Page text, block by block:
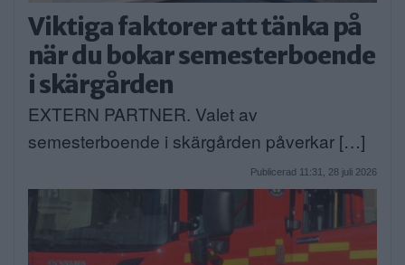
Viktiga faktorer att tänka på
när du bokar semesterboende
i skärgården
EXTERN PARTNER. Valet av
semesterboende i skärgården påverkar […]
Publicerad 11:31, 28 juli 2026